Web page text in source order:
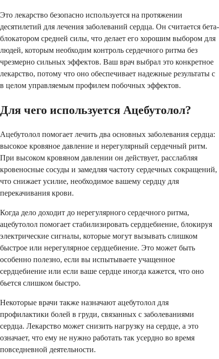
Это лекарство безопасно используется на протяжении
десятилетий для лечения заболеваний сердца. Он считается бета-
блокатором средней силы, что делает его хорошим выбором для
людей, которым необходим контроль сердечного ритма без
чрезмерно сильных эффектов. Ваш врач выбрал это конкретное
лекарство, потому что оно обеспечивает надежные результаты с
в целом управляемым профилем побочных эффектов.
Для чего используется Ацебутолол?
Ацебутолол помогает лечить два основных заболевания сердца:
высокое кровяное давление и нерегулярный сердечный ритм.
При высоком кровяном давлении он действует, расслабляя
кровеносные сосуды и замедляя частоту сердечных сокращений,
что снижает усилие, необходимое вашему сердцу для
перекачивания крови.
Когда дело доходит до нерегулярного сердечного ритма,
ацебутолол помогает стабилизировать сердцебиение, блокируя
электрические сигналы, которые могут вызывать слишком
быстрое или нерегулярное сердцебиение. Это может быть
особенно полезно, если вы испытываете учащенное
сердцебиение или если ваше сердце иногда кажется, что оно
бьется слишком быстро.
Некоторые врачи также назначают ацебутолол для
профилактики болей в груди, связанных с заболеваниями
сердца. Лекарство может снизить нагрузку на сердце, а это
означает, что ему не нужно работать так усердно во время
повседневной деятельности.